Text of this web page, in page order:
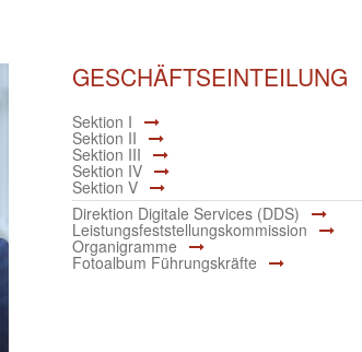
GESCHÄFTSEINTEILUNG
Sektion I
Sektion II
Sektion III
Sektion IV
Sektion V
Direktion Digitale Services (DDS)
Leistungsfeststellungskommission
Organigramme
Fotoalbum Führungskräfte